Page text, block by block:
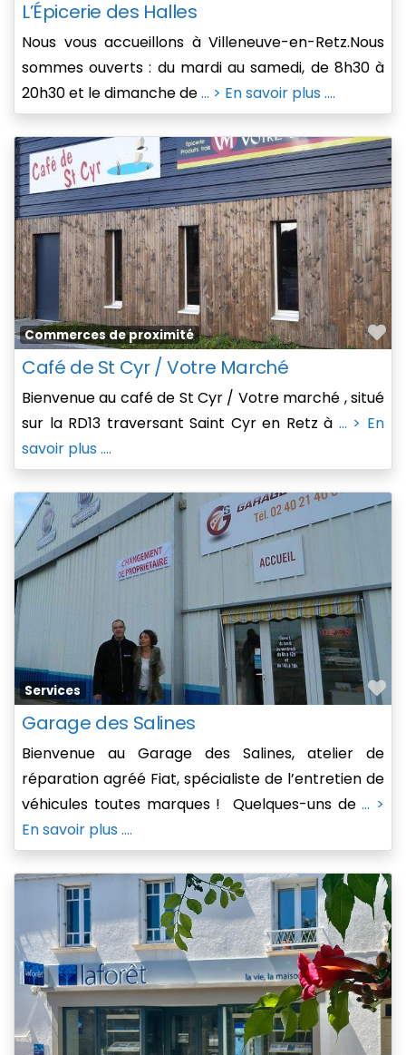
L’Épicerie des Halles
Nous vous accueillons à Villeneuve-en-Retz.Nous
sommes ouverts : du mardi au samedi, de 8h30 à
20h30 et le dimanche de... > En savoir plus ....
Commerces de proximité
Café de St Cyr / Votre Marché
Bienvenue au café de St Cyr / Votre marché , situé
sur la RD13 traversant Saint Cyr en Retz à ... > En
savoir plus ....
Services
Garage des Salines
Bienvenue au Garage des Salines, atelier de
réparation agréé Fiat, spécialiste de l’entretien de
véhicules toutes marques ! Quelques-uns de... >
En savoir plus ....